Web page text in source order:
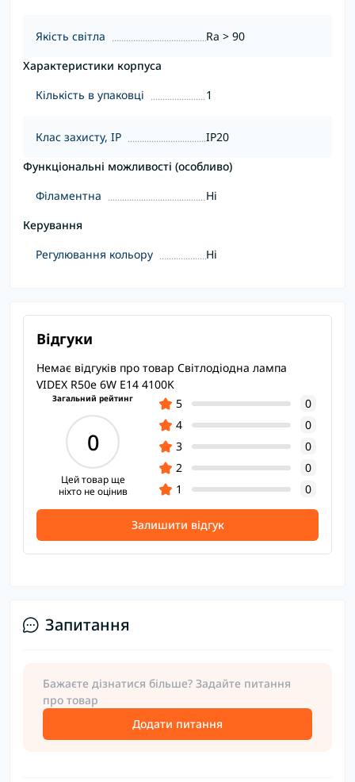
Якість світла
Ra > 90
Характеристики корпуса
Кількість в упаковці
1
Клас захисту, IP
IP20
Функціональні можливості (особливо)
Філаментна
Ні
Керування
Регулювання кольору
Ні
Відгуки
Немає відгуків про товар Світлодіодна лампа
VIDEX R50e 6W E14 4100K
Загальний рейтинг
0
Цей товар ще
ніхто не оцінив
5
0
4
0
3
0
2
0
1
0
Залишити відгук
Запитання
Бажаєте дізнатися більше? Задайте питання
про товар
Додати питання